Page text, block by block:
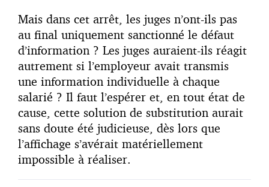
Mais dans cet arrêt, les juges n’ont-ils pas
au final uniquement sanctionné le défaut
d’information ? Les juges auraient-ils réagit
autrement si l’employeur avait transmis
une information individuelle à chaque
salarié ? Il faut l’espérer et, en tout état de
cause, cette solution de substitution aurait
sans doute été judicieuse, dès lors que
l’affichage s’avérait matériellement
impossible à réaliser.